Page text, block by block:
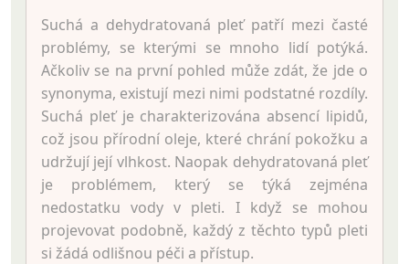
Suchá a dehydratovaná pleť patří mezi časté
problémy, se kterými se mnoho lidí potýká.
Ačkoliv se na první pohled může zdát, že jde o
synonyma, existují mezi nimi podstatné rozdíly.
Suchá pleť je charakterizována absencí lipidů,
což jsou přírodní oleje, které chrání pokožku a
udržují její vlhkost. Naopak dehydratovaná pleť
je problémem, který se týká zejména
nedostatku vody v pleti. I když se mohou
projevovat podobně, každý z těchto typů pleti
si žádá odlišnou péči a přístup.